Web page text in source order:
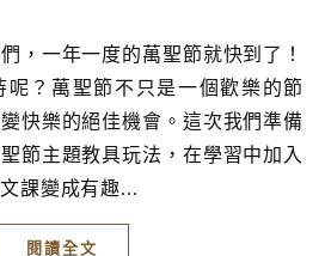
呢？萬聖節不只是一個歡樂的節
快樂的絕佳機會。這次我們準備
節主題教具玩法，在學習中加入
課變成有趣...
閱讀全文